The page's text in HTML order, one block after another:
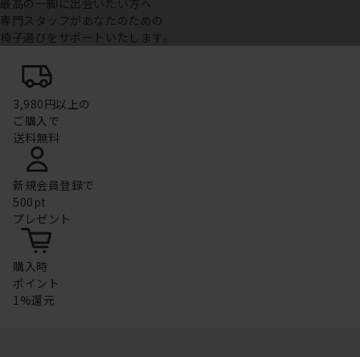
最高の一脚に出会いたい方へ
専門スタッフがあなたのための
椅子選びをサポートいたします。
3,980円以上の
ご購入で
送料無料
新規会員登録で
500pt
プレゼント
購入時
ポイント
1%還元